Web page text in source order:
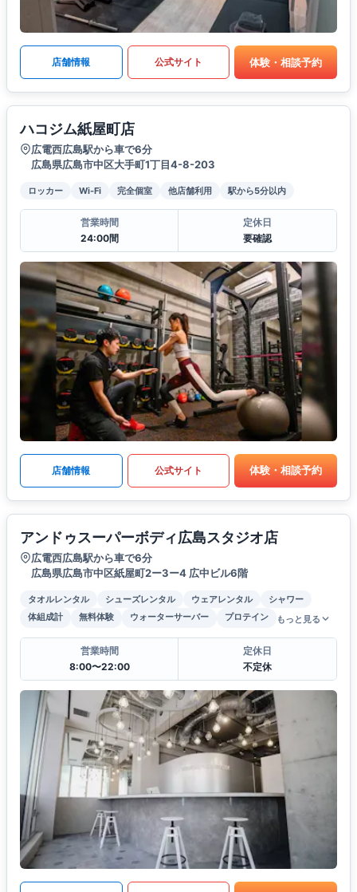
店舗情報 公式サイト 体験・相談予約
ハコジム紙屋町店
広電西広島駅から車で6分
広島県広島市中区大手町1丁目4-8-203
ロッカー Wi-Fi 完全個室 他店舗利用 駅から5分以内
営業時間
24:00間
定休日
要確認
店舗情報 公式サイト 体験・相談予約
アンドゥスーパーボディ広島スタジオ店
広電西広島駅から車で6分
広島県広島市中区紙屋町2ー3ー4 広中ビル6階
タオルレンタル シューズレンタル ウェアレンタル
シャワー
体組成計
無料体験 ウォーターサーバー プロテイン もっと見る
営業時間
8:00〜22:00
定休日
不定休